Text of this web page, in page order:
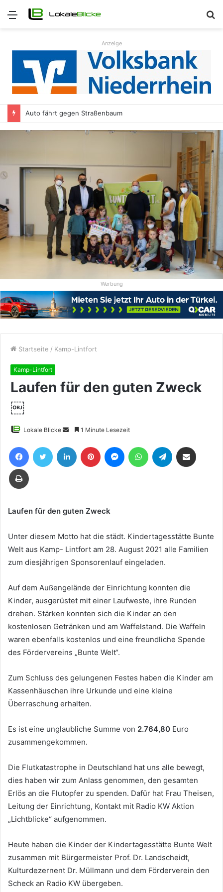
Menü
Anzeige
Auto fährt gegen Straßenbaum
Werbung
Startseite / Kamp-Lintfort
Kamp-Lintfort
Laufen für den guten Zweck
￼
Lokale Blicke
Sende
eine
E-
1 Minute Lesezeit
FacebookTwitter LinkedIn Pinterest MessengerWhatsAppTelegram
Drucken
Laufen für den guten Zweck
Unter diesem Motto hat die städt. Kindertagesstätte Bunte
Welt aus Kamp- Lintfort am 28. August 2021 alle Familien
zum diesjährigen Sponsorenlauf eingeladen.
Auf dem Außengelände der Einrichtung konnten die
Kinder, ausgerüstet mit einer Laufweste, ihre Runden
drehen. Stärken konnten sich die Kinder an den
kostenlosen Getränken und am Waffelstand. Die Waffeln
waren ebenfalls kostenlos und eine freundliche Spende
des Fördervereins „Bunte Welt“.
Zum Schluss des gelungenen Festes haben die Kinder am
Kassenhäuschen ihre Urkunde und eine kleine
Überraschung erhalten.
Es ist eine unglaubliche Summe von 2.764,80 Euro
zusammengekommen.
Die Flutkatastrophe in Deutschland hat uns alle bewegt,
dies haben wir zum Anlass genommen, den gesamten
Erlös an die Flutopfer zu spenden. Dafür hat Frau Theisen,
Leitung der Einrichtung, Kontakt mit Radio KW Aktion
„Lichtblicke“ aufgenommen.
Heute haben die Kinder der Kindertagesstätte Bunte Welt
zusammen mit Bürgermeister Prof. Dr. Landscheidt,
Kulturdezernent Dr. Müllmann und dem Förderverein den
Scheck an Radio KW übergeben.